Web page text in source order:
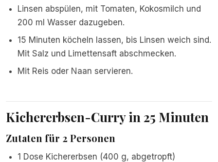
Linsen abspülen, mit Tomaten, Kokosmilch und
200 ml Wasser dazugeben.
15 Minuten köcheln lassen, bis Linsen weich sind.
Mit Salz und Limettensaft abschmecken.
Mit Reis oder Naan servieren.
Kichererbsen-Curry in 25 Minuten
Zutaten für 2 Personen
1 Dose Kichererbsen (400 g, abgetropft)